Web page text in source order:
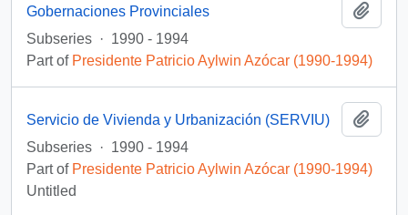
Gobernaciones Provinciales
Subseries · 1990 - 1994
Part of Presidente Patricio Aylwin Azócar (1990-1994)
Servicio de Vivienda y Urbanización (SERVIU)
Subseries · 1990 - 1994
Part of Presidente Patricio Aylwin Azócar (1990-1994)
Untitled